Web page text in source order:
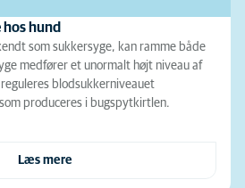
hos hund
som sukkersyge, kan ramme både
medfører et unormalt højt niveau af
blodsukkerniveauet
produceres i bugspytkirtlen.
Læs mere